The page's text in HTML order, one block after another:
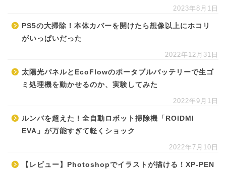
2023年8月1日
PS5の大掃除！本体カバーを開けたら想像以上にホコリ
がいっぱいだった
2022年12月31日
太陽光パネルとEcoFlowのポータブルバッテリーで生ゴ
ミ処理機を動かせるのか、実験してみた
2022年9月1日
ルンバを超えた！全自動ロボット掃除機「ROIDMI
EVA」が万能すぎて軽くショック
2022年7月10日
【レビュー】Photoshopでイラストが描ける！XP-PEN